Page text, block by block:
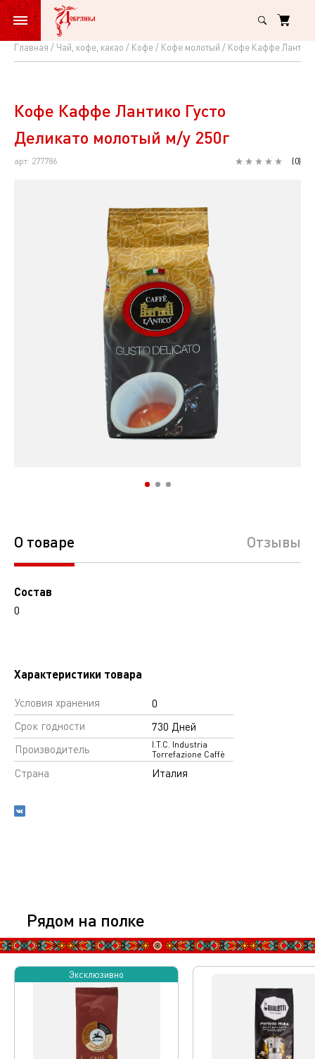
Главная Чай, кофе, какао Кофе Кофе молотый Кофе Каффе
Кофе
Лантико
Густо
Деликато
Кофе Каффе Лантико Густо
Деликато молотый м/у 250г
арт: 277786 (0)
О товаре Отзывы
Состав
0
Характеристики товара
Условия хранения
0
Срок годности
730 Дней
Производитель
I.T.C. Industria
Torrefazione Caffè
Страна Италия
Рядом на полке
Эксклюзивно